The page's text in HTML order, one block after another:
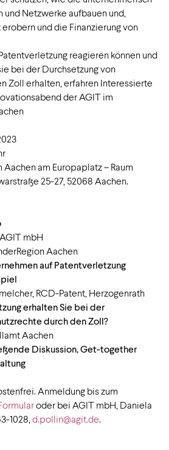
Netzwerke aufbauen und,
und die Finanzierung von
reagieren können und
bei der Durchsetzung von
Zoll erhalten, erfahren Interessierte
der AGIT im
am Europaplatz – Raum
25-27, 52068 Aachen.
mbH
Aachen
auf Patentverletzung
RCD-Patent, Herzogenrath
erhalten Sie bei der
durch den Zoll?
Aachen
Diskussion, Get-together
Anmeldung bis zum
oder bei AGIT mbH, Daniela
1028, d.pollin@agit.de.